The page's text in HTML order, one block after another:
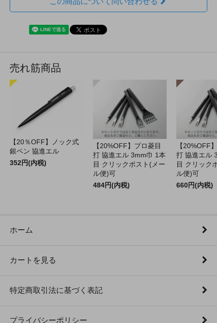
売れ筋商品
【20％OFF】ノック式
銀ペン 協進エル
352円(内税)
【20%OFF】プロ菱目
打 協進エル 3mm巾 1本
目 クリックポスト(メー
ル便)可
484円(内税)
【20%OFF
打 協進エル
目 クリック
ル便)可
660円(内税)
ホーム
カートを見る
特定商取引法に基づく表記
プライバシーポリシー